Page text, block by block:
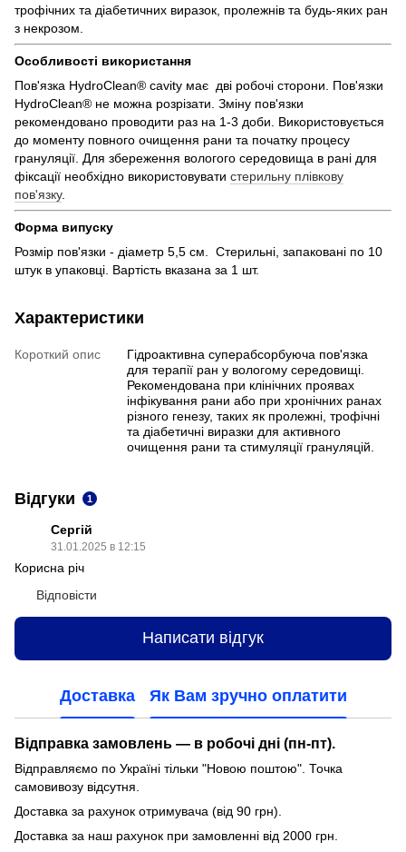
трофічних та діабетичних виразок, пролежнів та будь-яких ран
з некрозом.
Особливості використання
Пов'язка HydroClean® cavity має дві робочі сторони. Пов'язки
HydroClean® не можна розрізати. Зміну пов'язки
рекомендовано проводити раз на 1-3 доби. Використовується
до моменту повного очищення рани та початку процесу
грануляції. Для збереження вологого середовища в рані для
фіксації необхідно використовувати стерильну плівкову
пов'язку.
Форма випуску
Розмір пов'язки - діаметр 5,5 см. Стерильні, запаковані по 10
штук в упаковці. Вартість вказана за 1 шт.
Характеристики
Короткий опис
Гідроактивна суперабсорбуюча пов'язка
для терапії ран у вологому середовищі.
Рекомендована при клінічних проявах
інфікування рани або при хронічних ранах
різного генезу, таких як пролежні, трофічні
та діабетичні виразки для активного
очищення рани та стимуляції грануляцій.
Відгуки 1
Сергій
31.01.2025 в 12:15
Корисна річ
Відповісти
Написати відгук
Доставка Як Вам зручно оплатити
Відправка замовлень — в робочі дні (пн-пт).
Відправляємо по Україні тільки "Новою поштою". Точка
самовивозу відсутня.
Доставка за рахунок отримувача (від 90 грн).
Доставка за наш рахунок при замовленні від 2000 грн.